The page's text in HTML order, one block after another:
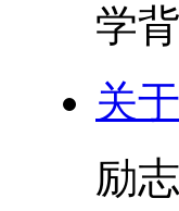
学
关
励